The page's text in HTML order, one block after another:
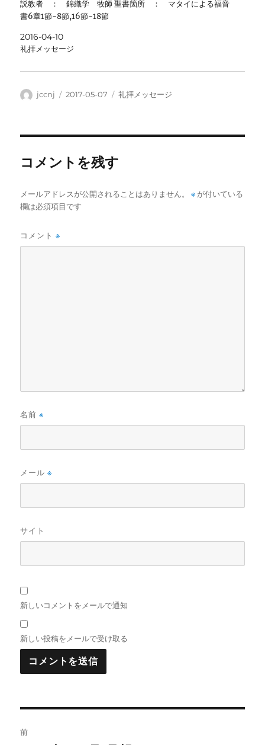
説教者 ： 錦織学 牧師 聖書箇所 ： マタイによる福音
書6章1節-8節,16節-18節
2016-04-10
礼拝メッセージ
投
jccnj
投
2017-05-07
カ
礼拝メッセージ
コメントを残す
メールアドレスが公開されることはありません。 ※ が付いている
欄は必須項目です
コメント※
名前※
メール※
サイト
新しいコメントをメールで通知
新しい投稿をメールで受け取る
前